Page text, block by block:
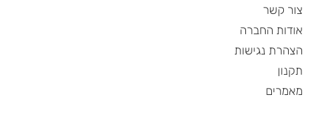
צור קשר
אודות החברה
הצהרת נגישות
תקנון
מאמרים